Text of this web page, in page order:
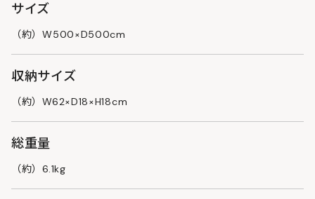
サイズ
（約）W500×D500cm
収納サイズ
（約）W62×D18×H18cm
総重量
（約）6.1kg